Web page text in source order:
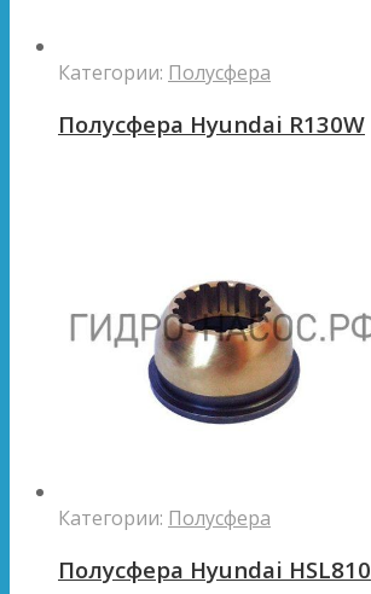
Категории: Полусфера
Полусфера Hyundai R130W
Категории: Полусфера
Полусфера Hyundai HSL810